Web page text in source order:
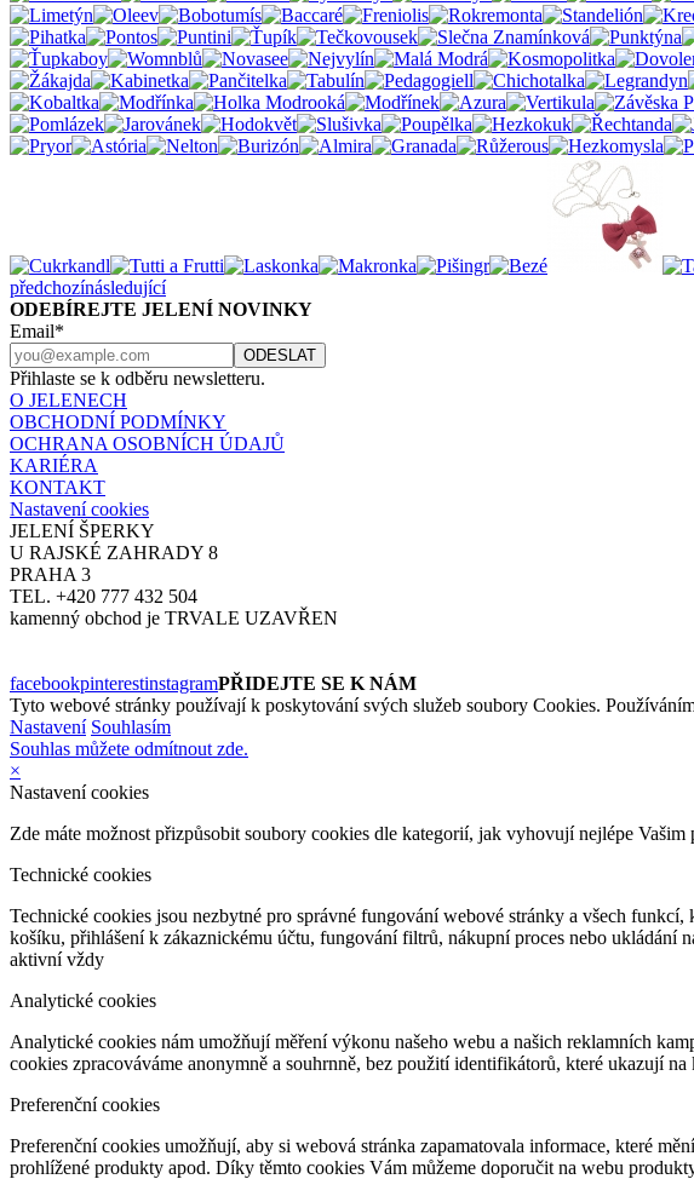
předchozínásledující
ODEBÍREJTE JELENÍ NOVINKY
Email*
Přihlaste se k odběru newsletteru.
O JELENECH
OBCHODNÍ PODMÍNKY
OCHRANA OSOBNÍCH ÚDAJŮ
KARIÉRA
KONTAKT
Nastavení cookies
JELENÍ ŠPERKY
U RAJSKÉ ZAHRADY 8
PRAHA 3
TEL. +420 777 432 504
kamenný obchod je TRVALE UZAVŘEN
facebookpinterestinstagramPŘIDEJTE SE K NÁM
Tyto webové stránky používají k poskytování svých služeb soubory Cookies.
Nastavení Souhlasím
Souhlas můžete odmítnout zde.
×
Nastavení cookies
Zde máte možnost přizpůsobit soubory cookies dle kategorií, jak vyhovují nejlépe Vašim
Technické cookies
Technické cookies jsou nezbytné pro správné fungování webové stránky a všech
košíku, přihlášení k zákaznickému účtu, fungování filtrů, nákupní proces nebo
aktivní vždy
Analytické cookies
Analytické cookies nám umožňují měření výkonu našeho webu a našich reklamních
cookies zpracováváme anonymně a souhrnně, bez použití identifikátorů, které ukazují
Preferenční cookies
Preferenční cookies umožňují, aby si webová stránka zapamatovala informace, které
prohlížené produkty apod. Díky těmto cookies Vám můžeme doporučit na webu